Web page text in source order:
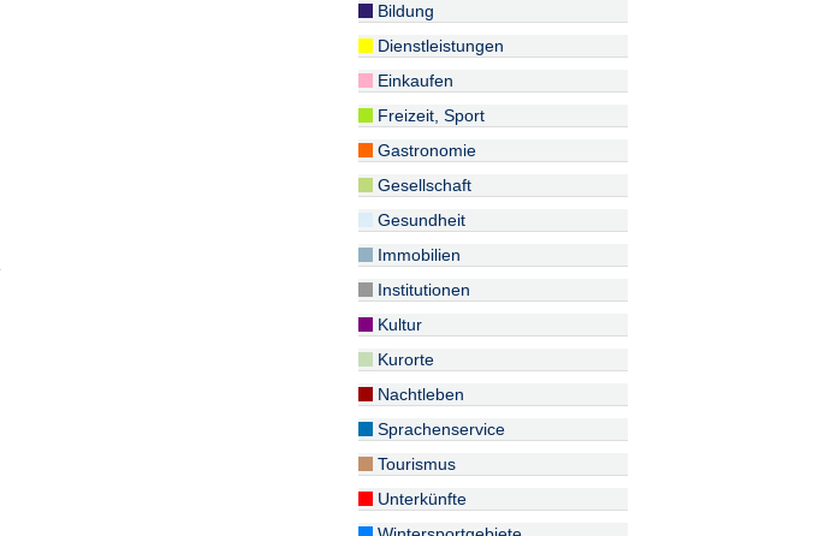
Bildung
Dienstleistungen
Einkaufen
Freizeit, Sport
Gastronomie
Gesellschaft
Gesundheit
Immobilien
Institutionen
Kultur
Kurorte
Nachtleben
Sprachenservice
Tourismus
Unterkünfte